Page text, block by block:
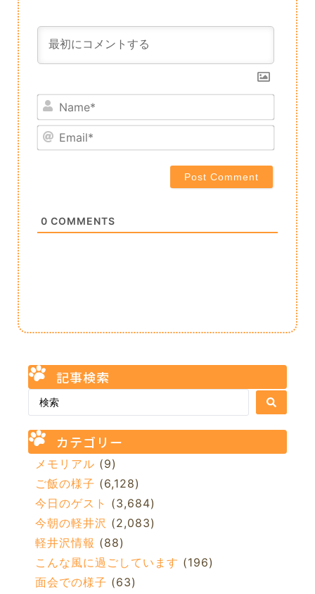
Name*
Email*
0 COMMENTS
記事検索
カテゴリー
メモリアル (9)
ご飯の様子 (6,128)
今日のゲスト (3,684)
今朝の軽井沢 (2,083)
軽井沢情報 (88)
こんな風に過ごしています (196)
面会での様子 (63)